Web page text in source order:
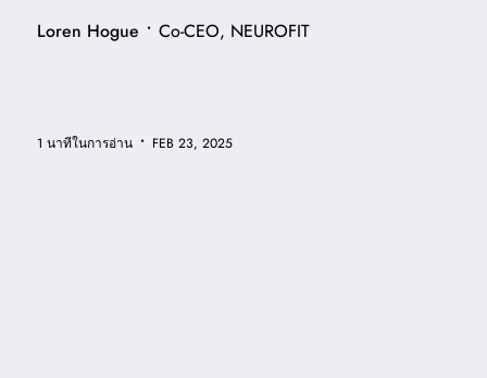
Loren Hogue • Co-CEO, NEUROFIT
1 นาทีในการอ่าน • FEB 23, 2025